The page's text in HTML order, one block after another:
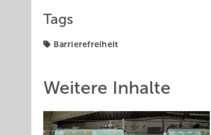
Tags
Barrierefreiheit
Weitere Inhalte